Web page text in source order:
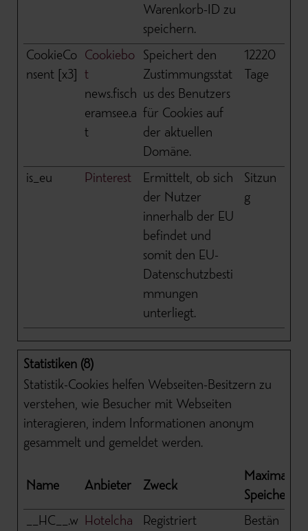
Warenkorb-ID zu
speichern.
CookieCo
nsent [x3]
Cookiebo
t
news.fisch
eramsee.a
t
Speichert den
Zustimmungsstat
us des Benutzers
für Cookies auf
der aktuellen
Domäne.
12220
Tage
is_eu Pinterest
Ermittelt, ob sich
der Nutzer
innerhalb der EU
befindet und
somit den EU-
Datenschutzbesti
mmungen
unterliegt.
Sitzun
g
Statistiken (8)
Statistik-Cookies helfen Webseiten-Besitzern zu
verstehen, wie Besucher mit Webseiten
interagieren, indem Informationen anonym
gesammelt und gemeldet werden.
Name Anbieter Zweck
Maximale
__HC__.w Hotelcha Registriert Bestän